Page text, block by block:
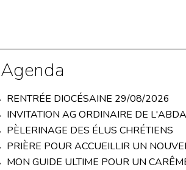
Agenda
RENTRÉE DIOCÉSAINE 29/08/2026
INVITATION AG ORDINAIRE DE L'ABDA
PÈLERINAGE DES ÉLUS CHRÉTIENS
PRIÈRE POUR ACCUEILLIR UN
MON GUIDE ULTIME POUR UN